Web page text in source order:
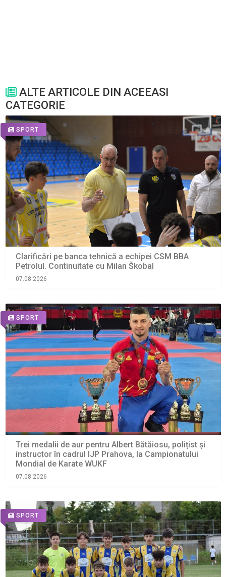
ALTE ARTICOLE DIN ACEEASI
CATEGORIE
SPORT
Clarificări pe banca tehnică a echipei CSM BBA
Petrolul. Continuitate cu Milan Škobal
07.08.2026
SPORT
Trei medalii de aur pentru Albert Bătăiosu, polițist și
instructor în cadrul IJP Prahova, la Campionatului
Mondial de Karate WUKF
07.08.2026
SPORT